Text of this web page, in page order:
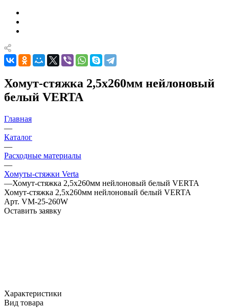
Хомут-стяжка 2,5х260мм нейлоновый
белый VERTA
Главная
—
Каталог
—
Расходные материалы
—
Хомуты-стяжки Verta
—Хомут-стяжка 2,5х260мм нейлоновый белый VERTA
Хомут-стяжка 2,5х260мм нейлоновый белый VERTA
Арт. VM-25-260W
Оставить заявку
Характеристики
Вид товара